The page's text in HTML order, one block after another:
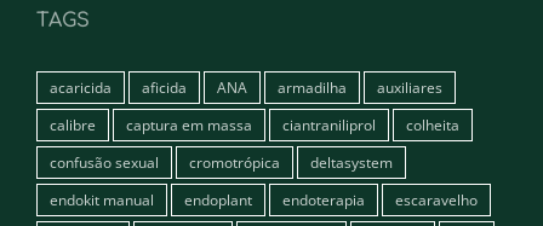
TAGS
acaricida aficida ANA armadilha
auxiliares
calibre
captura em massa ciantraniliprol
colheita
confusão sexual
cromotrópica
deltasystem
endokit manual
endoplant endoterapia
escaravelho